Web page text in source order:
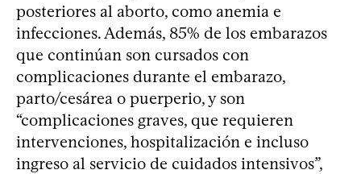
posteriores al aborto, como anemia e
infecciones. Además, 85% de los embarazos
que continúan son cursados con
complicaciones durante el embarazo,
parto/cesárea o puerperio, y son
“complicaciones graves, que requieren
intervenciones, hospitalización e incluso
ingreso al servicio de cuidados intensivos”,